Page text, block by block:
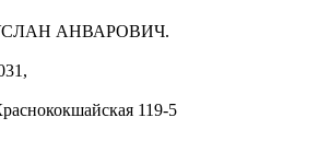
АНВАРОВИЧ.
119-5